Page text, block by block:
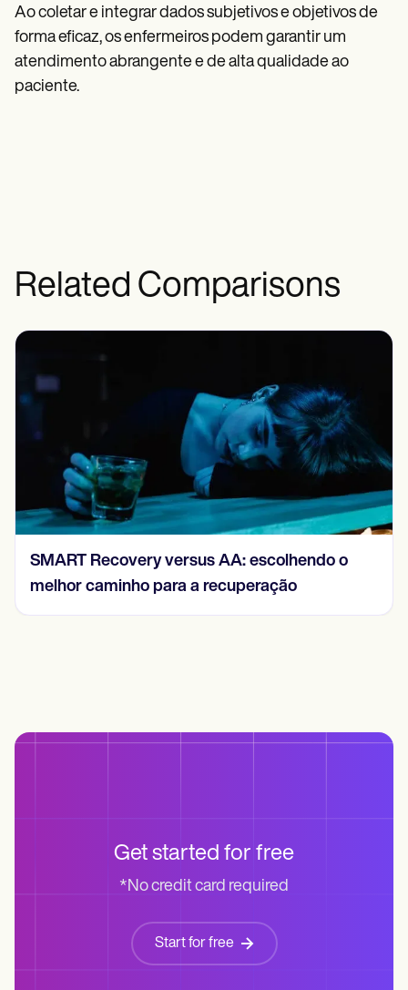
Ao coletar e integrar dados subjetivos e objetivos de
forma eficaz, os enfermeiros podem garantir um
atendimento abrangente e de alta qualidade ao
paciente.
Related Comparisons
Autoestima versus autoconfiança: entendendo
as principais diferenças
Get started for free
*No credit card required
Start for free